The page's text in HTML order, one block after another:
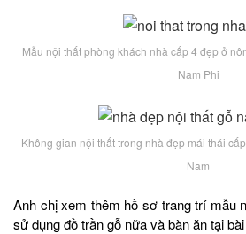
Mẫu nội thất phòng khách nhà cấp 4 đẹp ở
Nam Phi
Không gian nội thất trong nhà đẹp mái thái
Nam
Anh chị xem thêm hồ sơ trang trí mẫu
sử dụng đồ trần gỗ nữa và bàn ăn tại